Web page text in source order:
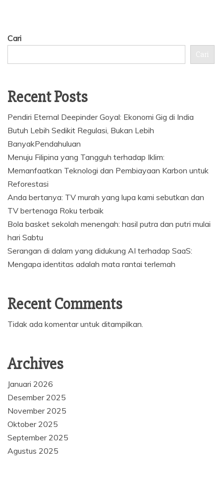
Cari
Cari
Recent Posts
Pendiri Eternal Deepinder Goyal: Ekonomi Gig di India
Butuh Lebih Sedikit Regulasi, Bukan Lebih
BanyakPendahuluan
Menuju Filipina yang Tangguh terhadap Iklim:
Memanfaatkan Teknologi dan Pembiayaan Karbon untuk
Reforestasi
Anda bertanya: TV murah yang lupa kami sebutkan dan
TV bertenaga Roku terbaik
Bola basket sekolah menengah: hasil putra dan putri mulai
hari Sabtu
Serangan di dalam yang didukung AI terhadap SaaS:
Mengapa identitas adalah mata rantai terlemah
Recent Comments
Tidak ada komentar untuk ditampilkan.
Archives
Januari 2026
Desember 2025
November 2025
Oktober 2025
September 2025
Agustus 2025